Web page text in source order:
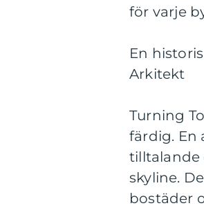
för varje
En
Arkitekt
Turning
färdig. En
tilltalande
skyline.
bostäder